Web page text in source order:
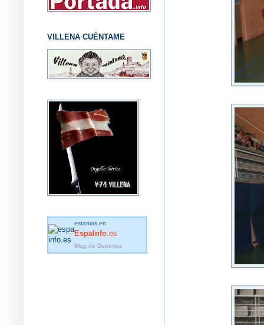
VILLENA CUÉNTAME
estamos en
EspaInfo .es
Blog de Deportes